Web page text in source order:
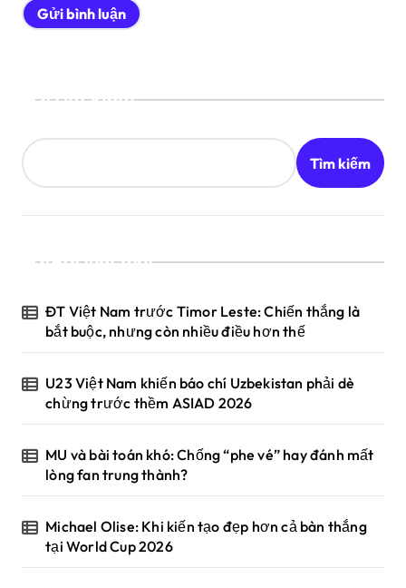
Tìm kiếm
Tìm kiếm
Bài viết mới
ĐT Việt Nam trước Timor Leste: Chiến thắng là
bắt buộc, nhưng còn nhiều điều hơn thế
U23 Việt Nam khiến báo chí Uzbekistan phải dè
chừng trước thềm ASIAD 2026
MU và bài toán khó: Chống “phe vé” hay đánh mất
lòng fan trung thành?
Michael Olise: Khi kiến tạo đẹp hơn cả bàn thắng
tại World Cup 2026